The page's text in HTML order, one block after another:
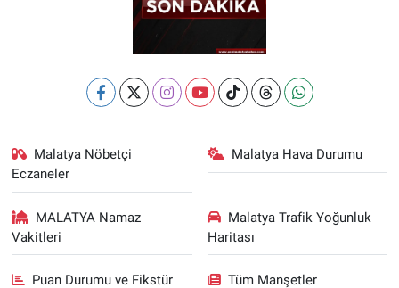
Malatya Nöbetçi
Eczaneler
Malatya Hava Durumu
MALATYA Namaz
Vakitleri
Malatya Trafik Yoğunluk
Haritası
Puan Durumu ve Fikstür Tüm Manşetler